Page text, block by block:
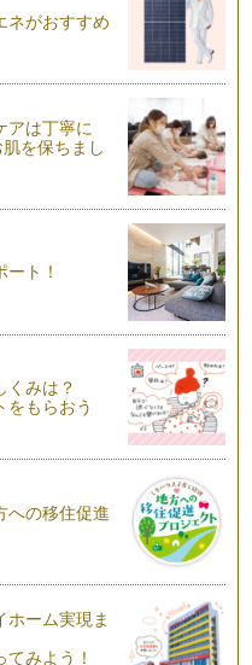
ネがおすすめ
アは丁寧に
を保ちまし
ト！
くみは？
をもらおう
への移住促進
ホーム実現ま
みよう！